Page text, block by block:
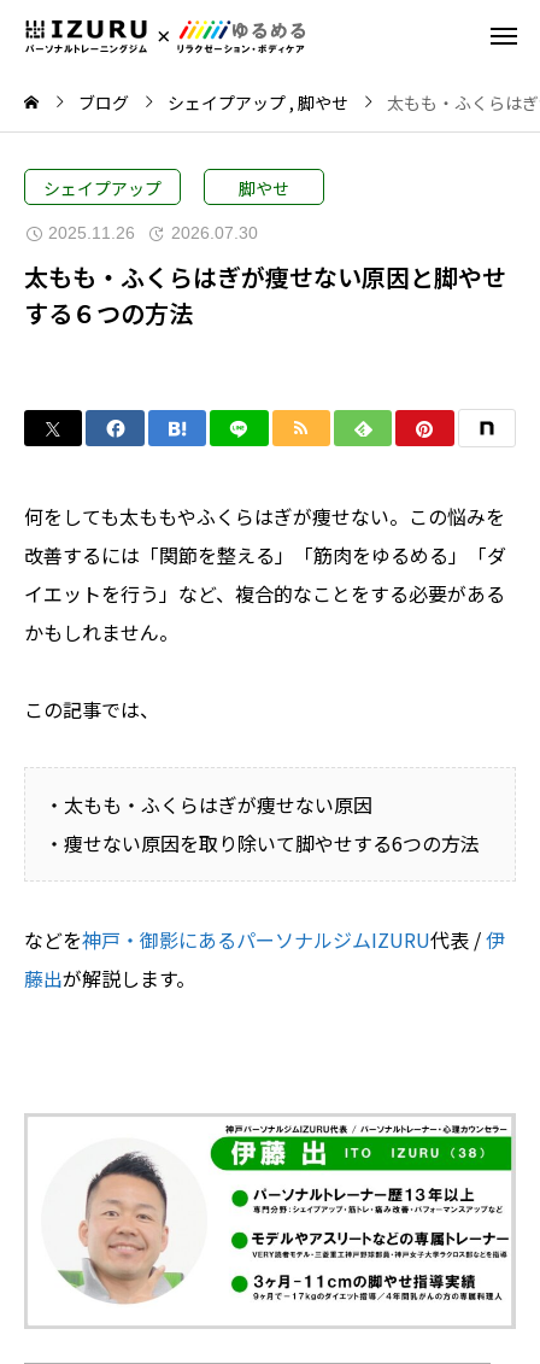
ブログ シェイプアップ 脚やせ 太もも・ふくらは
シェイプアップ 脚やせ
2025.11.26 2026.07.30
太もも・ふくらはぎが痩せない原因と脚やせ
する６つの方法
何をしても太ももやふくらはぎが痩せない。この悩みを
改善するには「関節を整える」「筋肉をゆるめる」「ダ
イエットを行う」など、複合的なことをする必要がある
かもしれません。
この記事では、
・太もも・ふくらはぎが痩せない原因
・痩せない原因を取り除いて脚やせする6つの方法
などを神戸・御影にあるパーソナルジムIZURU代表 /伊
藤出が解説します。